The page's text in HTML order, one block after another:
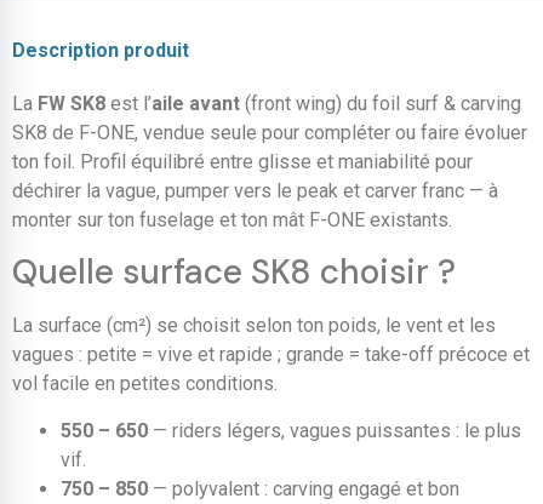
Description produit
La FW SK8 est l’aile avant (front wing) du foil surf & carving
SK8 de F-ONE, vendue seule pour compléter ou faire évoluer
ton foil. Profil équilibré entre glisse et maniabilité pour
déchirer la vague, pumper vers le peak et carver franc — à
monter sur ton fuselage et ton mât F-ONE existants.
Quelle surface SK8 choisir ?
La surface (cm²) se choisit selon ton poids, le vent et les
vagues : petite = vive et rapide ; grande = take-off précoce et
vol facile en petites conditions.
550 – 650 — riders légers, vagues puissantes : le plus
vif.
750 – 850 — polyvalent : carving engagé et bon